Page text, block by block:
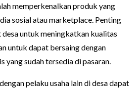
memperkenalkan produk yang
sosial atau marketplace. Penting
untuk meningkatkan kualitas
untuk dapat bersaing dengan
yang sudah tersedia di pasaran.
pelaku usaha lain di desa dapat